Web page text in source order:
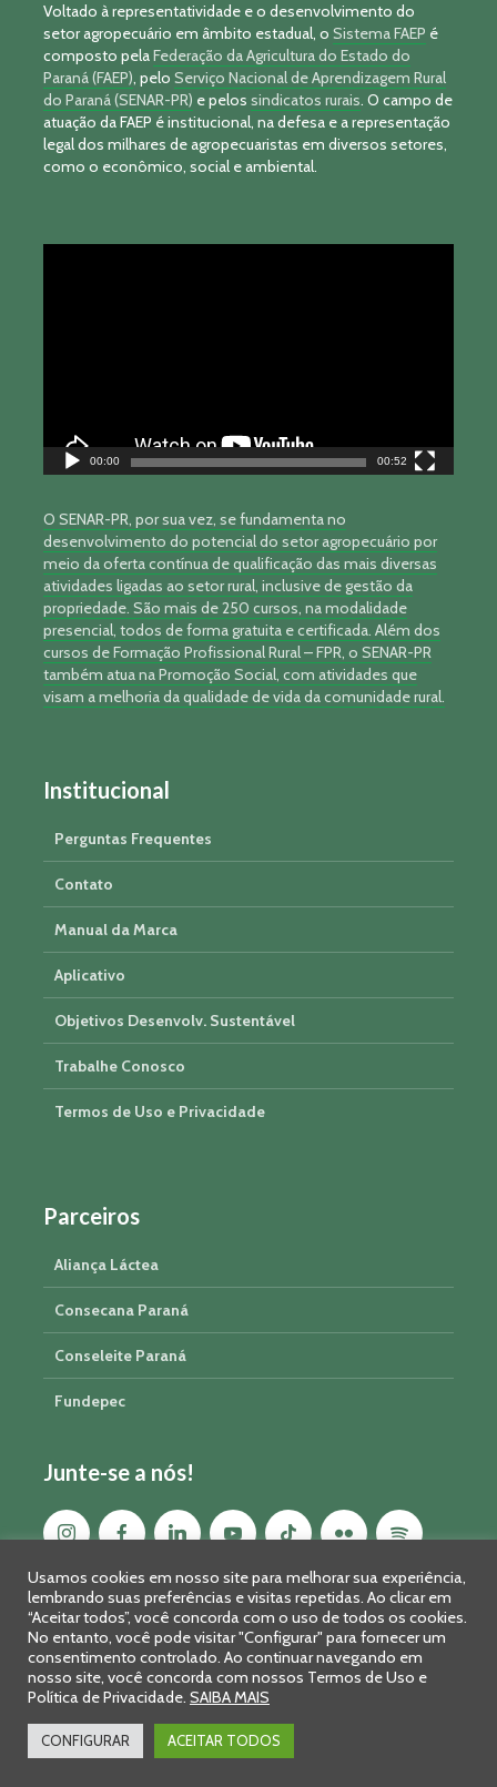
Voltado à representatividade e o desenvolvimento do
setor agropecuário em âmbito estadual, o Sistema FAEP é
composto pelaFederação da Agricultura do Estado do
Paraná (FAEP), pelo Serviço Nacional de Aprendizagem Rural
do Paraná (SENAR-PR) e pelos sindicatos rurais. O campo de
atuação da FAEP é institucional, na defesa e a representação
legal dos milhares de agropecuaristas em diversos setores,
como o econômico, social e ambiental.
00:00 00:52
O SENAR-PR, por sua vez, se fundamenta no
desenvolvimento do potencial do setor agropecuário por
meio da oferta contínua de qualificação das mais diversas
atividades ligadas ao setor rural, inclusive de gestão da
propriedade. São mais de 250 cursos, na modalidade
presencial, todos de forma gratuita e certificada. Além dos
cursos de Formação Profissional Rural – FPR, o SENAR-PR
também atua na Promoção Social, com atividades que
visam a melhoria da qualidade de vida da comunidade rural.
Institucional
Perguntas Frequentes
Contato
Manual da Marca
Aplicativo
Objetivos Desenvolv. Sustentável
Trabalhe Conosco
Termos de Uso e Privacidade
Parceiros
Aliança Láctea
Consecana Paraná
Conseleite Paraná
Fundepec
Junte-se a nós!
Sistema FAEP/SENAR-PR © 2026 · R. Marechal Deodoro, 450, 14º
0401 - Fax: 41 3323-2124
Usamos cookies em nosso site para melhorar sua experiência,
lembrando suas preferências e visitas repetidas. Ao clicar em
“Aceitar todos”, você concorda com o uso de todos os cookies.
No entanto, você pode visitar "Configurar" para fornecer um
consentimento controlado. Ao continuar navegando em
nosso site, você concorda com nossos Termos de Uso e
Política de Privacidade. SAIBA MAIS
CONFIGURAR ACEITAR TODOS